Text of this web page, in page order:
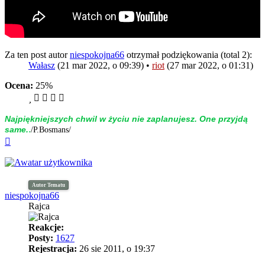
Za ten post autorniespokojna66 otrzymał podziękowania (total 2):
Wałasz (21 mar 2022, o 09:39) • riot (27 mar 2022, o 01:31)
Ocena: 25%
Naj­piękniej­szych chwil w życiu nie zap­la­nujesz. One przyjdą
same../P.Bosmans/
Autor Tematu
niespokojna66
Rajca
Reakcje:
Posty: 1627
Rejestracja: 26 sie 2011, o 19:37